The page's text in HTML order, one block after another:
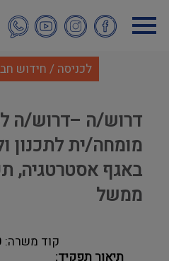
לתוכן
העיקרי
לכניסה / חידוש
דרוש/ה –דרוש/ה
מומחה/ית לתכנון
באגף אסטרטגיה,
ממשל
קוד משרה: JB-190
תיאור תפקיד: